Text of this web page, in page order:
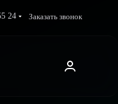
24 Заказать звонок